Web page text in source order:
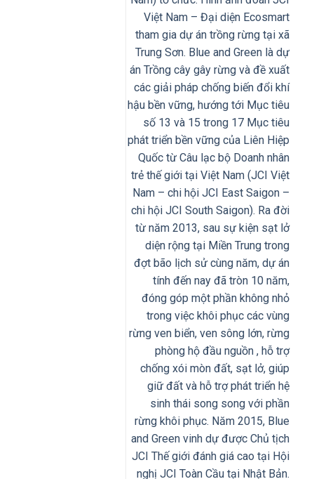
Việt Nam – Đại diện Ecosmart
tham gia dự án trồng rừng tại xã
Trung Sơn. Blue and Green là dự
án Trồng cây gây rừng và đề xuất
các giải pháp chống biến đổi khí
hậu bền vững, hướng tới Mục tiêu
số 13 và 15 trong 17 Mục tiêu
phát triển bền vững của Liên Hiệp
Quốc từ Câu lạc bộ Doanh nhân
trẻ thế giới tại Việt Nam (JCI Việt
Nam – chi hội JCI East Saigon –
chi hội JCI South Saigon). Ra đời
từ năm 2013, sau sự kiện sạt lở
diện rộng tại Miền Trung trong
đợt bão lịch sử cùng năm, dự án
tính đến nay đã tròn 10 năm,
đóng góp một phần không nhỏ
trong việc khôi phục các vùng
rừng ven biển, ven sông lớn, rừng
phòng hộ đầu nguồn , hỗ trợ
chống xói mòn đất, sạt lở, giúp
giữ đất và hỗ trợ phát triển hệ
sinh thái song song với phần
rừng khôi phục. Năm 2015, Blue
and Green vinh dự được Chủ tịch
JCI Thế giới đánh giá cao tại Hội
nghị JCI Toàn Cầu tại Nhật Bản.